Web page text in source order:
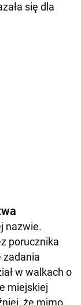
się dla
nazwie.
porucznika
zadania
w walkach o
miejskiej
że mimo